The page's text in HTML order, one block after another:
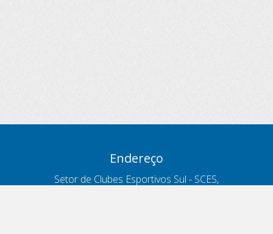
Endereço
Setor de Clubes Esportivos Sul - SCES,